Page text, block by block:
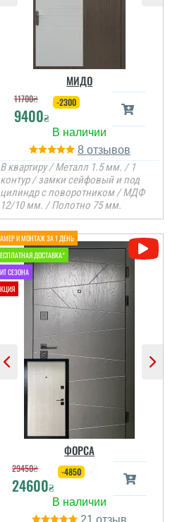
Претензій до компанії
немає, але є питання, чи
можна додатково якось
утеплити двері? Чи
послуги? Чи є послуга
експертної оцінки
дверей, виявлення
слабких місць щодо
теплоізоляції т...
читати всі відгуки
МИДО
11700₴
9400₴
-2300
8
В квартиру / Металл 1.5 мм. / 1
контур / замки сейфовый и под
цилиндр с поворотником / МДФ
12/10 мм. / Полотно 75 мм.
ФОРСА
29450₴
24600₴
-4850
21